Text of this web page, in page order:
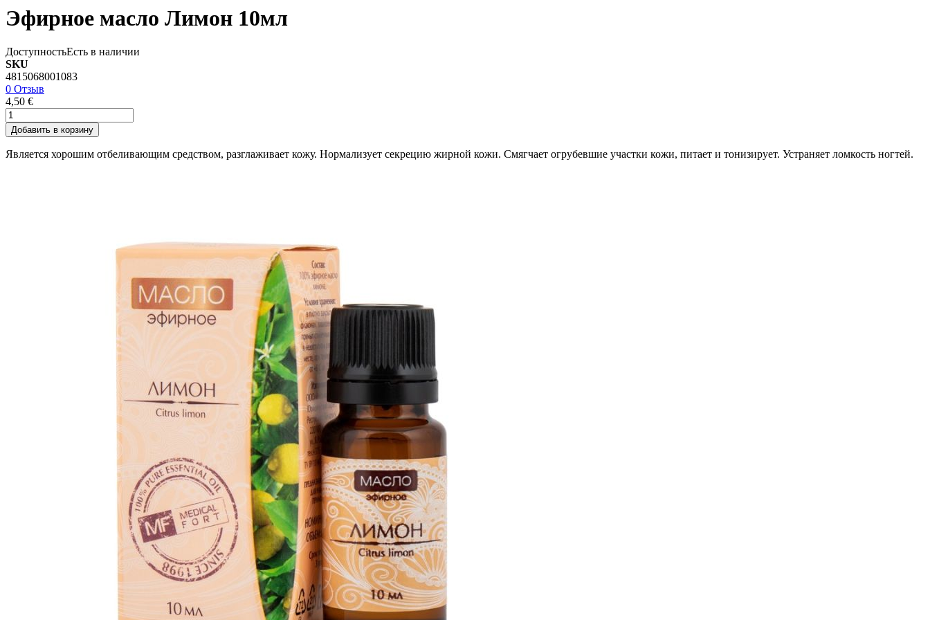
Эфирное масло Лимон 10мл
ДоступностьЕсть в наличии
SKU
4815068001083
0 Отзыв
4,50 €
Добавить в корзину
Является хорошим отбеливающим средством, разглаживает кожу. Нормализует секрецию жирной кожи. Смягчает огрубевшие участки кожи, питает и тонизирует. Устраняет ломкость ногтей.